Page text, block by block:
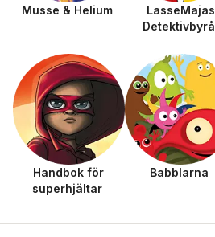
Musse & Helium
LasseMajas
Detektivbyrå
Handbok för
superhjältar
Babblarna